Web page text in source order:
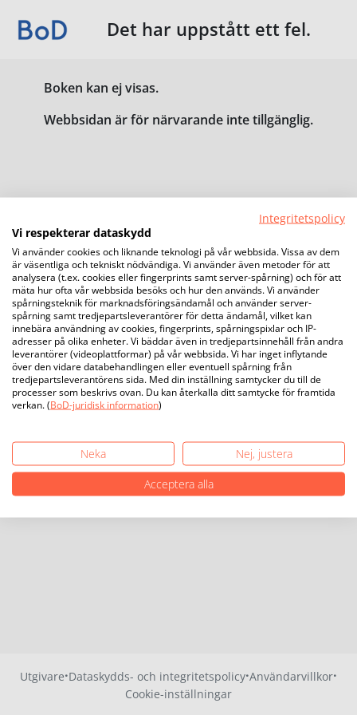
Det har uppstått ett fel.
Boken kan ej visas.
Webbsidan är för närvarande inte tillgänglig.
Utgivare·Dataskydds- och integritetspolicy·Användarvillkor·
Cookie-inställningar
Integritetspolicy
Vi respekterar dataskydd
Vi använder cookies och liknande teknologi på vår webbsida. Vissa av dem
är väsentliga och tekniskt nödvändiga. Vi använder även metoder för att
analysera (t.ex. cookies eller fingerprints samt server-spårning) och för att
mäta hur ofta vår webbsida besöks och hur den används. Vi använder
spårningsteknik för marknadsföringsändamål och använder server-
spårning samt tredjepartsleverantörer för detta ändamål, vilket kan
innebära användning av cookies, fingerprints, spårningspixlar och IP-
adresser på olika enheter. Vi bäddar även in tredjepartsinnehåll från andra
leverantörer (videoplattformar) på vår webbsida. Vi har inget inflytande
över den vidare databehandlingen eller eventuell spårning från
tredjepartsleverantörens sida. Med din inställning samtycker du till de
processer som beskrivs ovan. Du kan återkalla ditt samtycke för framtida
verkan. (BoD-juridisk information)
Neka
Nej, justera
Acceptera alla